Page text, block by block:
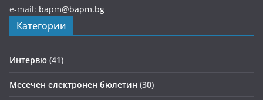
e-mail: bapm@bapm.bg
Категории
Интервю (41)
Месечен електронен бюлетин (30)